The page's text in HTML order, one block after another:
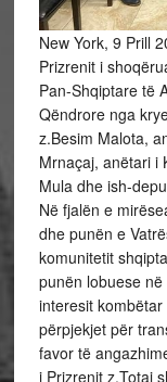
New York, 9 Prill
Prizrenit i
Pan-Shqiptare të
Qëndrore nga
z.Besim Malota,
Mrnaçaj, anëtari i
Mula dhe ish-
Në fjalën e
dhe punën e
komunitetit
punën lobuese
interesit
përpjekjet për
favor të
i Prizrenit z.Totaj